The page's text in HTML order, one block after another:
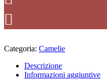
Categoria: Camelie
Descrizione
Informazioni aggiuntive